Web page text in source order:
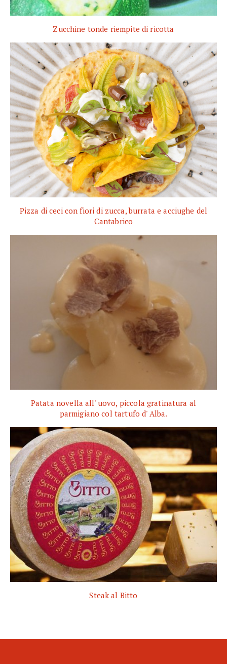
Zucchine tonde riempite di ricotta
Pizza di ceci con fiori di zucca, burrata e acciughe del
Cantabrico
Patata novella all' uovo, piccola gratinatura al
parmigiano col tartufo d' Alba.
Steak al Bitto